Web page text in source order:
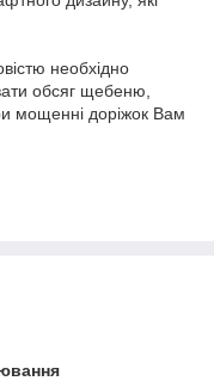
необхідно
обсяг щебеню,
мощенні доріжок Вам